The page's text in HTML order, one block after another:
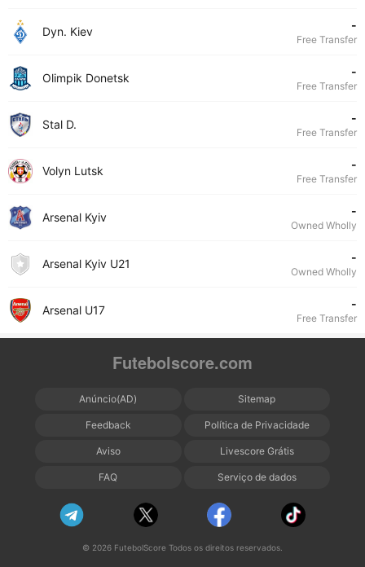
Dyn. Kiev -
Free Transfer
Olimpik Donetsk -
Free Transfer
Stal D. -
Free Transfer
Volyn Lutsk -
Free Transfer
Arsenal Kyiv -
Owned Wholly
Arsenal Kyiv U21 -
Owned Wholly
Arsenal U17 -
Free Transfer
Futebolscore.com
Anúncio(AD) Sitemap
Feedback Política de Privacidade
Aviso Livescore Grátis
FAQ Serviço de dados
© 2026 FutebolScore Todos os direitos reservados.